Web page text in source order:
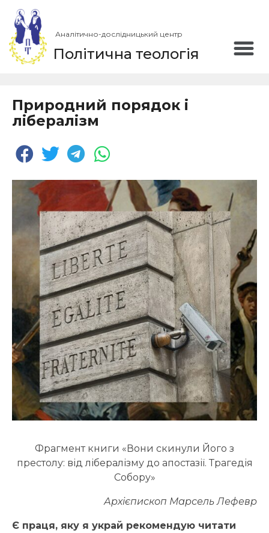
Аналітично-дослідницький центр
Політична теологія
Природний порядок і
лібералізм
Фрагмент книги «Вони скинули Його з
престолу: від лібералізму до апостазії. Трагедія
Собору»
Архієпископ Марсель Лефевр
Є праця, яку я украй рекомендую читати